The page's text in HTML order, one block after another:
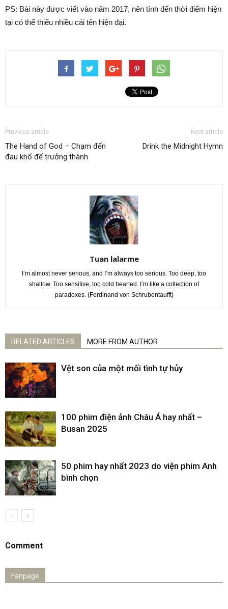
PS: Bài này được viết vào năm 2017, nên tính đến thời điểm hiện
tại có thể thiếu nhiều cái tên hiện đại.
Previous article
The Hand of God – Chạm đến
đau khổ để trưởng thành
Next article
Drink the Midnight Hymn
Tuan lalarme
I’m almost never serious, and I’m always too serious. Too deep, too
shallow. Too sensitive, too cold hearted. I’m like a collection of
paradoxes. (Ferdinand von Schrubentaufft)
RELATED ARTICLES MORE FROM AUTHOR
Vệt son của một mối tình tự hủy
100 phim điện ảnh Châu Á hay nhất –
Busan 2025
50 phim hay nhất 2023 do viện phim Anh
bình chọn
Comment
Fanpage